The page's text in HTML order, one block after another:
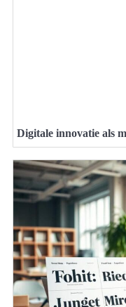
Digitale innovatie als